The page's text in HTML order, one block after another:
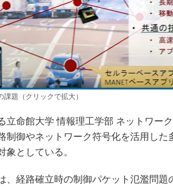
題（クリックで拡大）
命館大学 情報理工学部 ネットワー
制御やネットワーク符号化を活用した
象としている。
経路確立時の制御パケット氾濫問題